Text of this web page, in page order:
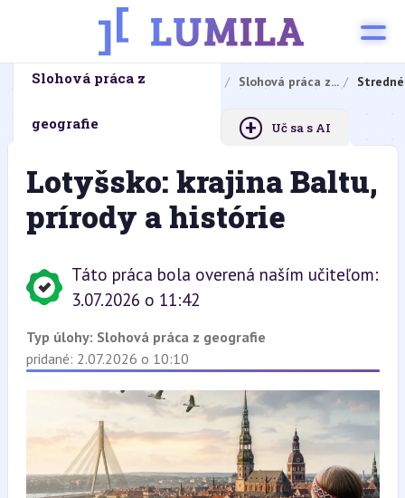
Domovská stránka Domáce úlohy Slohová práca z...
Slohová práca z
geografie + Uč sa s AI
Lotyšsko: krajina Baltu,
prírody a histórie
Táto práca bola overená naším učiteľom:
3.07.2026 o 11:42
Typ úlohy: Slohová práca z geografie
pridané: 2.07.2026 o 10:10